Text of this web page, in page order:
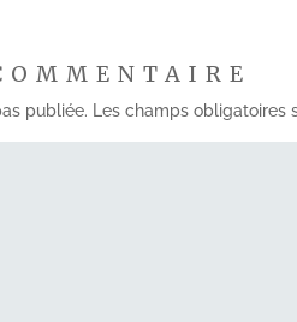
publiée. Les champs obligatoires